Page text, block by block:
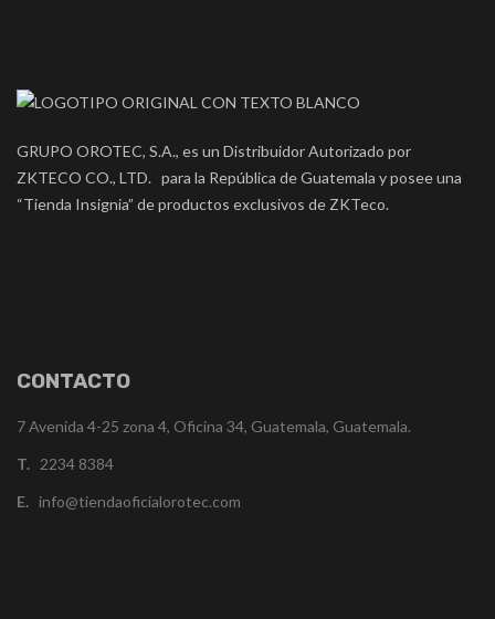
GRUPO OROTEC, S.A., es un Distribuidor Autorizado por
ZKTECO CO., LTD. para la República de Guatemala y posee una
“Tienda Insignia” de productos exclusivos de ZKTeco.
CONTACTO
7 Avenida 4-25 zona 4, Oficina 34, Guatemala, Guatemala.
T. 2234 8384
E. info@tiendaoficialorotec.com